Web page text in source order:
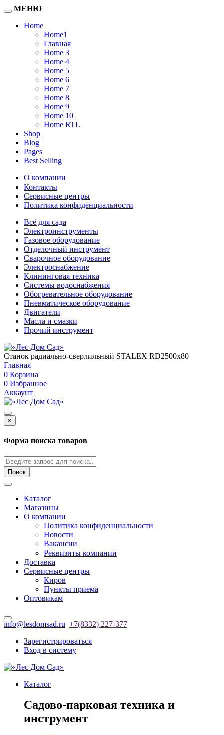
МЕНЮ
Home
Home1
Главная
Home 3
Home 4
Home 5
Home 6
Home 7
Home 8
Home 9
Home 10
Home RTL
Shop
Blog
Pages
Best Selling
О компании
Контакты
Сервисные центры
Политика конфиденциальности
Всё для сада
Электроинструменты
Газовое оборудование
Отделочный инструмент
Сварочное оборудование
Электроснабжение
Клининговая техника
Системы водоснабжения
Обогревательное оборудование
Пневматическое оборудование
Двигатели
Масла и смазки
Прочий инструмент
Станок радиально-сверлильный STALEX RD2500x80
Главная
0 Корзина
0 Избранное
Аккаунт
×
Форма поиска товаров
Поиск
Каталог
Магазины
О компании
Политика конфиденциальности
Новости
Вакансии
Реквизиты компании
Доставка
Сервисные центры
Киров
Пункты приема
Оптовикам
info@lesdomsad.ru +7(8332) 227-377
Зарегистрироваться
Вход в систему
Каталог
Садово-парковая техника и
инструмент